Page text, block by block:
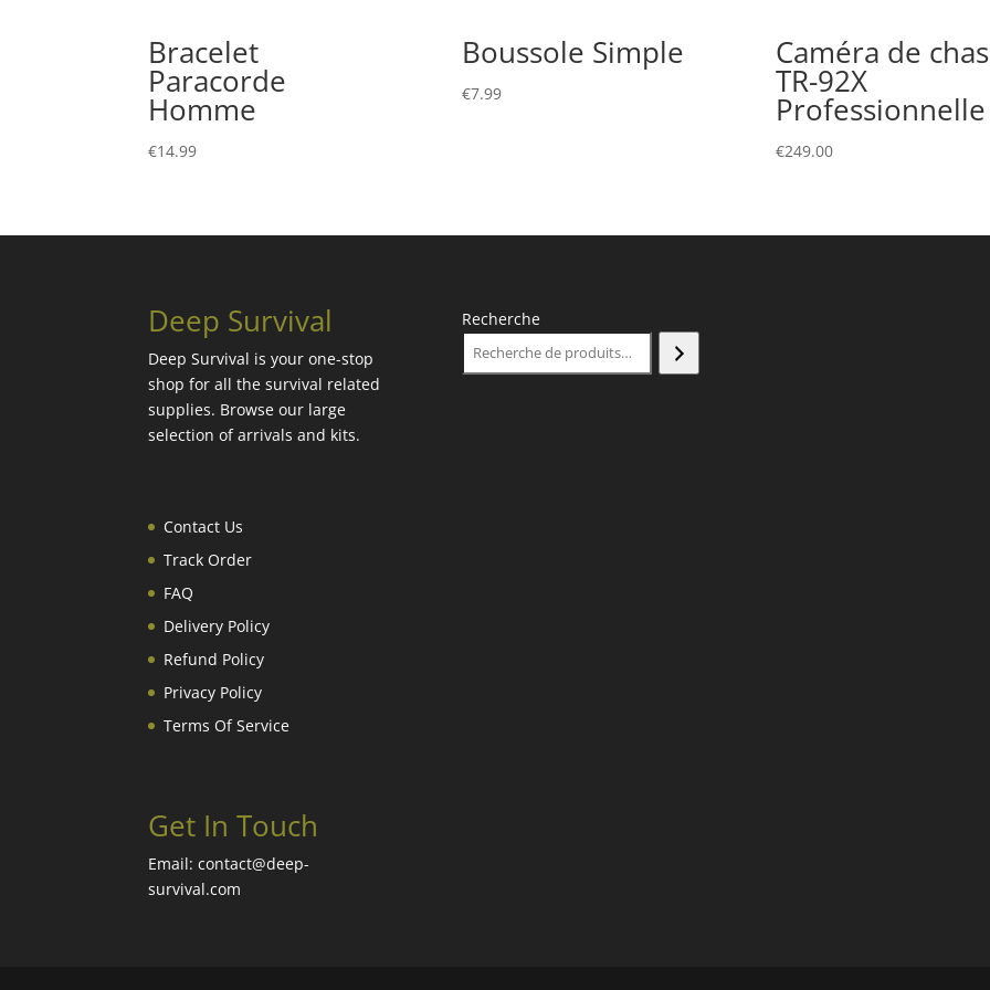
Bracelet
Paracorde
Homme
€14.99
Boussole Simple
€7.99
Caméra de
TR-92X
Professionnelle
€249.00
Deep Survival
Deep Survival is your one-stop
shop for all the survival related
supplies. Browse our large
selection of arrivals and kits.
Contact Us
Track Order
FAQ
Delivery Policy
Refund Policy
Privacy Policy
Terms Of Service
Get In Touch
Email: contact@deep-
survival.com
Recherche